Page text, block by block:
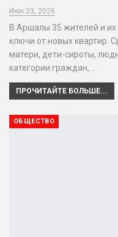
Июн 23, 2026
В Аршалы 35 жителей и
ключи от новых квартир.
матери, дети-сироты,
категории граждан,…
ПРОЧИТАЙТЕ БОЛЬШЕ...
ОБЩЕСТВО